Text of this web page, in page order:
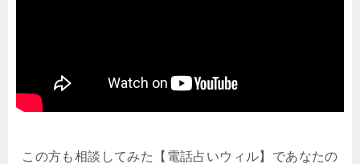
この方も相談してみた【電話占いウィル】であなたの